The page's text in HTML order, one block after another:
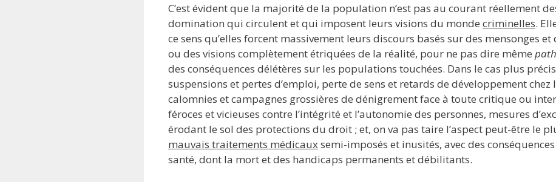
C’est évident que la majorité de la population n’est pas au courant réellement
domination qui circulent et qui imposent leurs visions du monde criminelles.
ce sens qu’elles forcent massivement leurs discours basés sur des mensonges
ou des visions complètement étriquées de la réalité, pour ne pas dire même
des conséquences délétères sur les populations touchées. Dans le cas plus
suspensions et pertes d’emploi, perte de sens et retards de développement chez
calomnies et campagnes grossières de dénigrement face à toute critique ou
féroces et vicieuses contre l’intégrité et l’autonomie des personnes, mesures
érodant le sol des protections du droit ; et, on va pas taire l’aspect peut-être le
mauvais traitements médicauxsemi-imposés et inusités, avec des
santé, dont la mort et des handicaps permanents et débilitants.